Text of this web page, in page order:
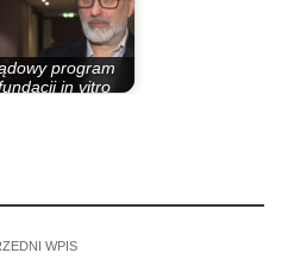
program
in vitro
WPIS